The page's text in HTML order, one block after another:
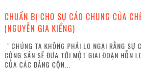
CHUẨN BỊ CHO SỰ CÁO CHUNG CỦA
(NGUYỄN GIA KIỂNG)
" CHÚNG TA KHÔNG PHẢI LO NGẠI RẰNG SỰ
CỘNG SẢN SẼ ĐƯA TỚI MỘT GIAI ĐOẠN HỖN
CỦA CÁC ĐẢNG CỘN...